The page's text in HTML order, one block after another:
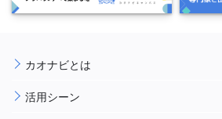
カオナビとは
活用シーン